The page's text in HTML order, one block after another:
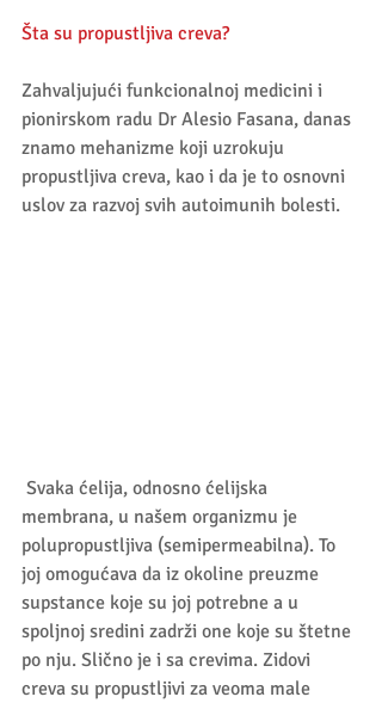
Šta su propustljiva creva?
Zahvaljujući funkcionalnoj medicini i
pionirskom radu Dr Alesio Fasana, danas
znamo mehanizme koji uzrokuju
propustljiva creva, kao i da je to osnovni
uslov za razvoj svih autoimunih bolesti.
membrana, u našem organizmu je
polupropustljiva (semipermeabilna). To
joj omogućava da iz okoline preuzme
supstance koje su joj potrebne a u
spoljnoj sredini zadrži one koje su štetne
po nju. Slično je i sa crevima. Zidovi
creva su propustljivi za veoma male